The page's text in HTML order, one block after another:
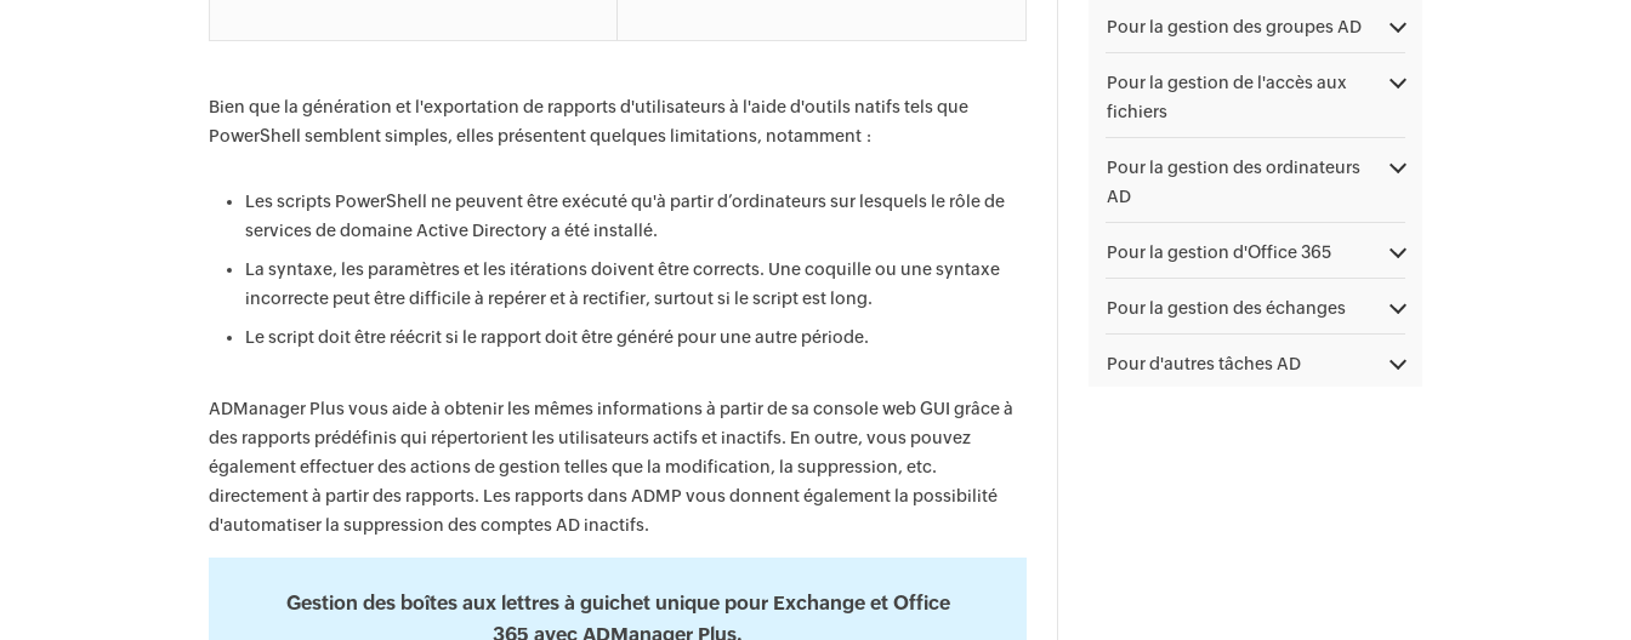
Bien que la génération et l'exportation de rapports d'utilisateurs à l'aide d'outils natifs tels que
PowerShell semblent simples, elles présentent quelques limitations, notamment :
Les scripts PowerShell ne peuvent être exécuté qu'à partir d’ordinateurs sur lesquels le rôle de
services de domaine Active Directory a été installé.
La syntaxe, les paramètres et les itérations doivent être corrects. Une coquille ou une syntaxe
incorrecte peut être difficile à repérer et à rectifier, surtout si le script est long.
Le script doit être réécrit si le rapport doit être généré pour une autre période.
ADManager Plus vous aide à obtenir les mêmes informations à partir de sa console web GUI grâce à
des rapports prédéfinis qui répertorient les utilisateurs actifs et inactifs. En outre, vous pouvez
également effectuer des actions de gestion telles que la modification, la suppression, etc.
directement à partir des rapports. Les rapports dans ADMP vous donnent également la possibilité
d'automatiser la suppression des comptes AD inactifs.
Gestion des boîtes aux lettres à guichet unique pour Exchange et Office
365 avec ADManager Plus.
Pour la gestion des groupes AD
Pour la gestion de l'accès aux
fichiers
Pour la gestion des ordinateurs
AD
Pour la gestion d'Office 365
Pour la gestion des échanges
Pour d'autres tâches AD